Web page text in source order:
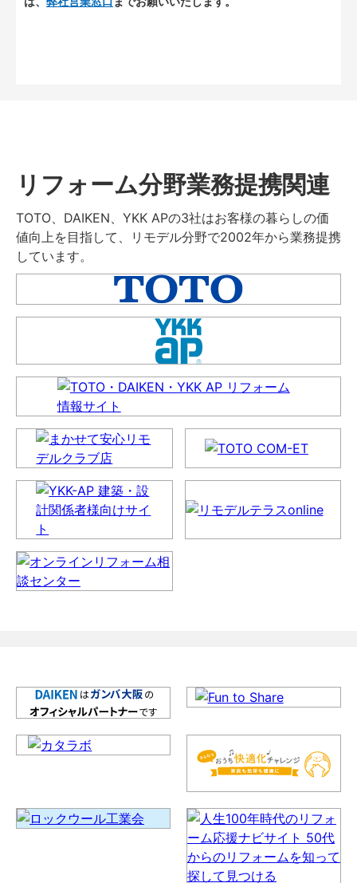
リフォーム分野業務提携関連
TOTO、DAIKEN、YKK APの3社はお客様の暮らしの価
値向上を目指して、リモデル分野で2002年から業務提携
しています。